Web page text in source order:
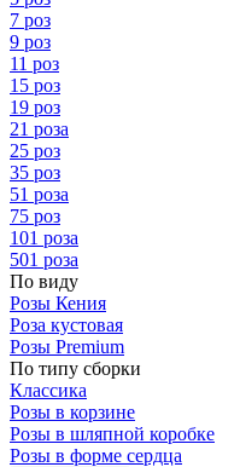
7 роз
9 роз
11 роз
15 роз
19 роз
21 роза
25 роз
35 роз
51 роза
75 роз
101 роза
501 роза
По виду
Розы Кения
Роза кустовая
Розы Premium
По типу сборки
Классика
Розы в корзине
Розы в шляпной коробке
Розы в форме сердца